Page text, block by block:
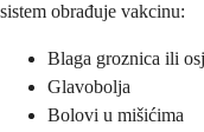
sistem obrađuje vakcinu:
Blaga groznica ili
Glavobolja
Bolovi u mišićima